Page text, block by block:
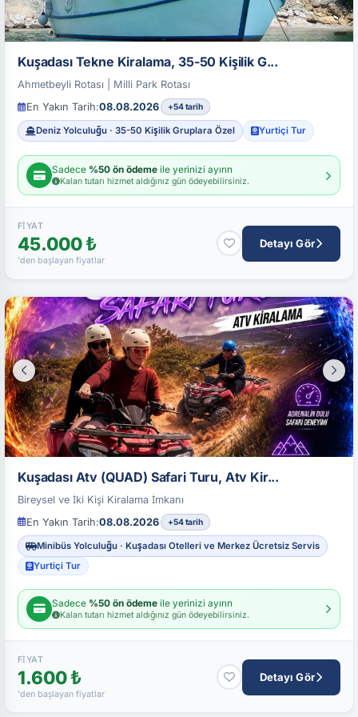
Kuşadası Tekne Kiralama, 35-50 Kişilik G...
Ahmetbeyli Rotası | Milli Park Rotası
En Yakın Tarih:08.08.2026 +54 tarih
Deniz Yolculuğu · 35-50 Kişilik Gruplara Özel Yurtiçi Tur
Sadece %50 ön ödeme ile yerinizi ayırın
Kalan tutarı hizmet aldığınız gün ödeyebilirsiniz.
FIYAT
45.000 ₺
'den başlayan fiyatlar
Detayı Gör
Kuşadası Atv (QUAD) Safari Turu, Atv Kir...
Bireysel ve İki Kişi Kiralama İmkanı
En Yakın Tarih:08.08.2026 +54 tarih
Minibüs Yolculuğu · Kuşadası Otelleri ve Merkez Ücretsiz Servis
Yurtiçi Tur
Sadece %50 ön ödeme ile yerinizi ayırın
Kalan tutarı hizmet aldığınız gün ödeyebilirsiniz.
FIYAT
1.600 ₺
'den başlayan fiyatlar
Detayı Gör